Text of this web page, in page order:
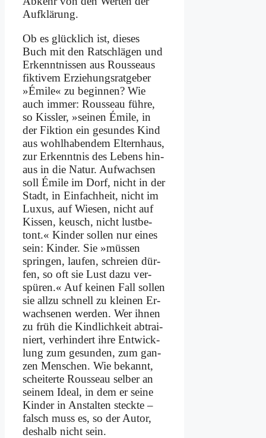
Auf­klä­rung.
Ob es glück­lich ist, die­ses
Buch mit den Rat­schlä­gen und
Er­kennt­nis­sen aus Rous­se­aus
fik­ti­vem Er­zie­hungs­rat­ge­ber
»Émi­le« zu be­gin­nen? Wie
auch im­mer: Rous­se­au füh­re,
so Kiss­ler, »sei­nen Émi­le, in
der Fik­ti­on ein ge­sun­des Kind
aus wohl­ha­ben­dem El­tern­haus,
zur Er­kennt­nis des Le­bens hin­
aus in die Na­tur. Auf­wach­sen
soll Émi­le im Dorf, nicht in der
Stadt, in Ein­fach­heit, nicht im
Lu­xus, auf Wie­sen, nicht auf
Kis­sen, keusch, nicht lust­be­
tont.« Kin­der sol­len nur ei­nes
sein: Kin­der. Sie »müs­sen
sprin­gen, lau­fen, schrei­en dür­
fen, so oft sie Lust da­zu ver­
spü­ren.« Auf kei­nen Fall sol­len
sie all­zu schnell zu klei­nen Er­
wach­se­nen wer­den. Wer ih­nen
zu früh die Kind­lich­keit ab­trai­
niert, ver­hin­dert ih­re Ent­wick­
lung zum ge­sun­den, zum gan­
zen Men­schen. Wie be­kannt,
schei­ter­te Rous­se­au sel­ber an
sei­nem Ide­al, in dem er sei­ne
Kin­der in An­stal­ten steck­te –
falsch muss es, so der Au­tor,
des­halb nicht sein.